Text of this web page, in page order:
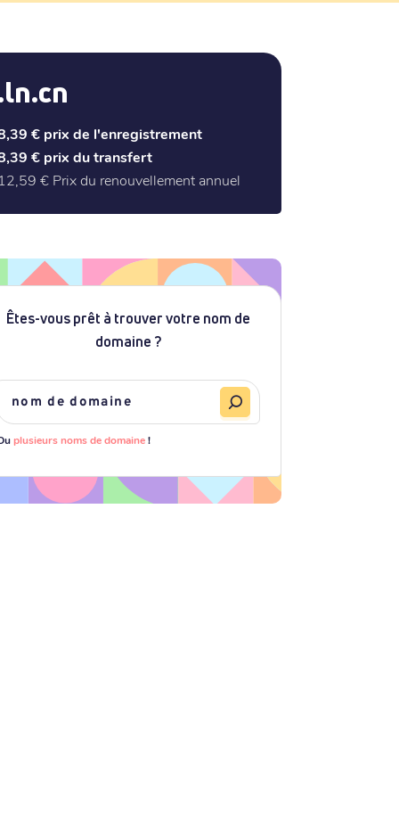
€ prix de l'enregistrement
€ prix du transfert
12,59 € Prix du renouvellement annuel
Êtes-vous prêt à trouver votre nom de
domaine ?
plusieurs noms de domaine!